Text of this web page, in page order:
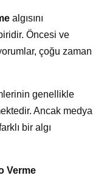
algısını
Öncesi ve
çoğu zaman
genellikle
Ancak medya
bir algı
Verme